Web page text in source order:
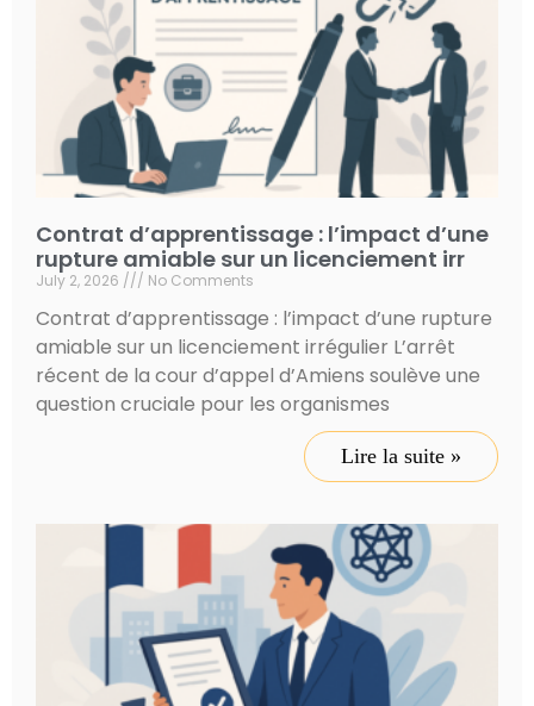
Contrat d’apprentissage : l’impact d’une
rupture amiable sur un licenciement irr
July 2, 2026 No Comments
Contrat d’apprentissage : l’impact d’une rupture
amiable sur un licenciement irrégulier L’arrêt
récent de la cour d’appel d’Amiens soulève une
question cruciale pour les organismes
Lire la suite »